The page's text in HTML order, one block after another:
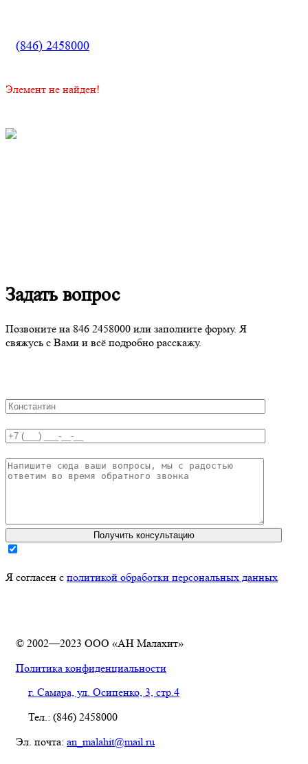
(846) 2458000
Элемент не найден!
Задать вопрос
Позвоните на 846 2458000 или заполните форму. Я
свяжусь с Вами и всё подробно расскажу.
Я согласен с политикой обработки персональных данных
© 2002—2023 ООО «АН Малахит»
Политика конфиденциальности
г. Самара, ул. Осипенко, 3, стр.4
Тел.: (846) 2458000
Эл. почта: an_malahit@mail.ru